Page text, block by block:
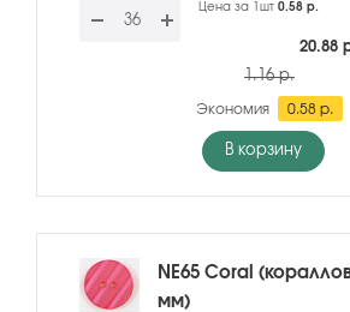
Цена за 1шт 0.58 р.
20.88
1.16 р.
Экономия 0.58 р.
В корзину
NE65 Coral
мм)